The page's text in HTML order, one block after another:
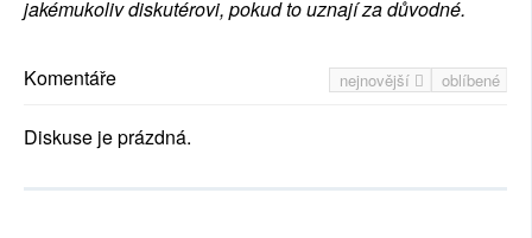
jakémukoliv diskutérovi, pokud to uznají za důvodné.
nejnovější oblíbené
Komentáře
Diskuse je prázdná.